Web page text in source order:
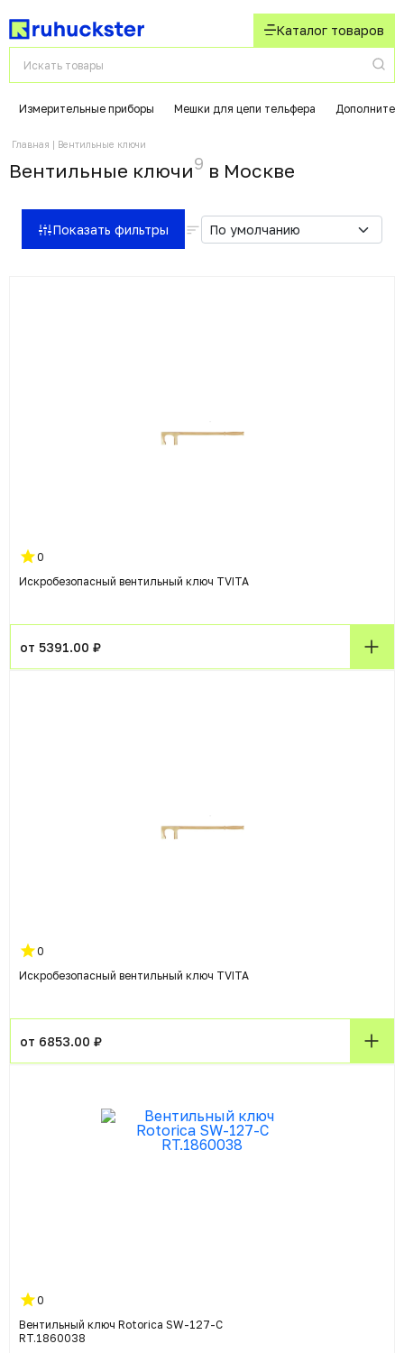
Каталог товаров
Измерительные приборы Мешки для цепи тельфера
Главная Вентильные ключи
Вентильные ключи9 в Москвe
Показать фильтры
0
Искробезопасный вентильный ключ TVITA
от 5391.00 ₽
0
Искробезопасный вентильный ключ TVITA
от 6853.00 ₽
0
Вентильный ключ Rotorica SW-127-C
RT.1860038